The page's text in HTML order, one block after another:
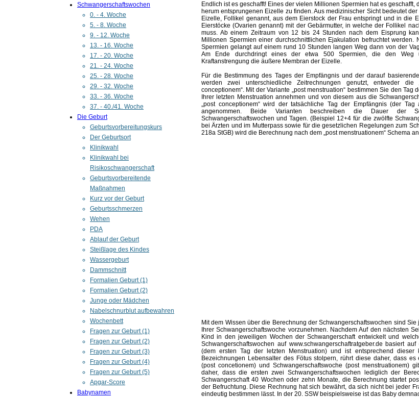
Schwangerschaftswochen
0. - 4. Woche
5. - 8. Woche
9. - 12. Woche
13. - 16. Woche
17. - 20. Woche
21. - 24. Woche
25. - 28. Woche
29. - 32. Woche
33. - 36. Woche
37. - 40./41. Woche
Die Geburt
Geburtsvorbereitungskurs
Der Geburtsort
Klinikwahl
Klinikwahl bei
Risikoschwangerschaft
Geburtsvorbereitende
Maßnahmen
Kurz vor der Geburt
Geburtsschmerzen
Wehen
PDA
Ablauf der Geburt
Steißlage des Kindes
Wassergeburt
Dammschnitt
Formalien Geburt (1)
Formalien Geburt (2)
Junge oder Mädchen
Nabelschnurblut aufbewahren
Wochenbett
Fragen zur Geburt (1)
Fragen zur Geburt (2)
Fragen zur Geburt (3)
Fragen zur Geburt (4)
Fragen zur Geburt (5)
Apgar-Score
Babynamen
Endlich ist es geschafft! Eines der vielen Millionen Spermien hat es geschafft,
herum entsprungenen Eizelle zu finden. Aus medizinischer Sicht bedeutet
Eizelle, Follikel genannt, aus dem Eierstock der Frau entspringt und in die
Eierstöcke (Ovarien genannt) mit der Gebärmutter, in welche der Follikel
muss. Ab einem Zeitraum von 12 bis 24 Stunden nach dem Eisprung
Millionen Spermien einer durchschnittlichen Ejakulation befruchtet werden.
Spermien gelangt auf einem rund 10 Stunden langen Weg dann von der
Am Ende durchdringt eines der etwa 500 Spermien, die den Weg
Kraftanstrengung die äußere Membran der Eizelle.
Für die Bestimmung des Tages der Empfängnis und der darauf
werden zwei unterschiedliche Zeitrechnungen genutzt, entweder die
conceptionem“. Mit der Variante „post menstruation“ bestimmen Sie den Tag
Ihrer letzten Menstruation annehmen und von diesem aus die
„post conceptionem“ wird der tatsächliche Tag der Empfängnis (der
angenommen. Beide Varianten beschreiben die Dauer der
Schwangerschaftswochen und Tagen. (Beispiel 12+4 für die zwölfte
bei Ärzten und im Mutterpass sowie für die gesetzlichen Regelungen zum
218a StGB) wird die Berechnung nach dem „post menstruationem“ Schema
Mit dem Wissen über die Berechnung der Schwangerschaftswochen sind
Ihrer Schwangerschaftswoche vorzunehmen. Nachdem Auf den nächsten
Kind in den jeweiligen Wochen der Schwangerschaft entwickelt und
Schwangerschaftswochen auf www.schwangerschaftratgeber.de basiert
(dem ersten Tag der letzten Menstruation) und ist entsprechend
Bezeichnungen Lebensalter des Fötus stolpern, rührt diese daher, dass
(post concetionem) und Schwangerschaftswoche (post menstruationem)
daher, dass die ersten zwei Schwangerschaftswochen lediglich der
Schwangerschaft 40 Wochen oder zehn Monate, die Berechnung startet
der Befruchtung. Diese Rechnung hat sich bewährt, da sich nicht bei jeder
eindeutig bestimmen lässt. In der 20. SSW beispielsweise ist das Baby